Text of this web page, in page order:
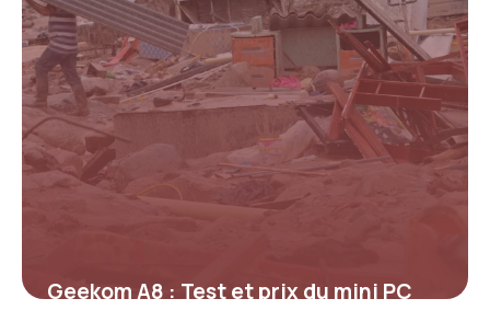
Geekom A8 : Test et prix du mini PC